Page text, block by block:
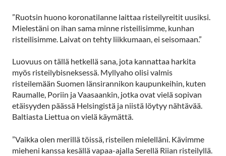
”Ruotsin huono koronatilanne laittaa risteilyreitit uusiksi.
Mielestäni on ihan sama minne risteilisimme, kunhan
risteilisimme. Laivat on tehty liikkumaan, ei seisomaan.”
Luovuus on tällä hetkellä sana, jota kannattaa harkita
myös risteilybisneksessä. Myllyaho olisi valmis
risteilemään Suomen länsirannikon kaupunkeihin, kuten
Raumalle, Poriin ja Vaasaankin, jotka ovat vielä sopivan
etäisyyden päässä Helsingistä ja niistä löytyy nähtävää.
Baltiasta Liettua on vielä käymättä.
”Vaikka olen merillä töissä, risteilen mielelläni. Kävimme
mieheni kanssa kesällä vapaa-ajalla Serellä Riian risteilyllä.